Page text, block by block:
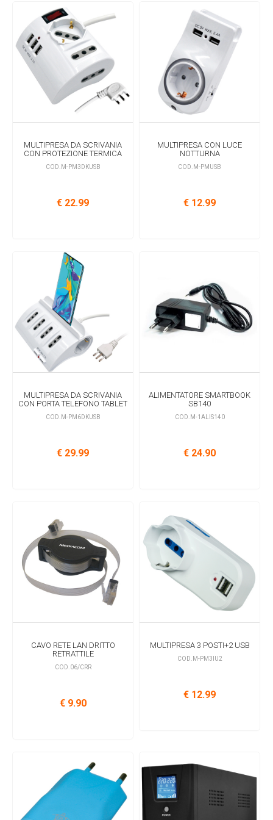
MULTIPRESA DA SCRIVANIA
CON PROTEZIONE TERMICA
COD.M-PM3DKUSB
€ 22.99
MULTIPRESA CON LUCE
NOTTURNA
COD.M-PMUSB
€ 12.99
MULTIPRESA DA SCRIVANIA
CON PORTA TELEFONO TABLET
COD.M-PM6DKUSB
€ 29.99
ALIMENTATORE SMARTBOOK
SB140
COD.M-1ALIS140
€ 24.90
CAVO RETE LAN DRITTO
RETRATTILE
COD.06/CRR
€ 9.90
MULTIPRESA 3 POSTI+2 USB
COD.M-PM3IU2
€ 12.99